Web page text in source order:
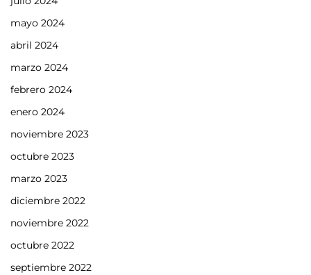
mayo 2024
abril 2024
marzo 2024
febrero 2024
enero 2024
noviembre 2023
octubre 2023
marzo 2023
diciembre 2022
noviembre 2022
octubre 2022
septiembre 2022